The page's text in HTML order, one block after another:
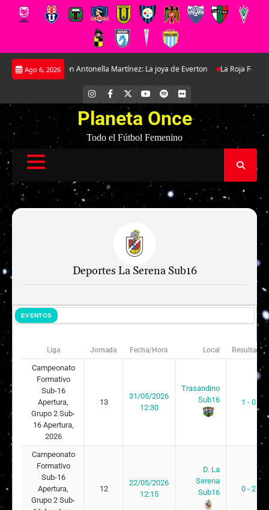
Saltar
Ago 6, 2026
exclusiva con Antonella Martínez: La joya de Everton La Roja Femenina
INSTAGRAM
FACEBOOK YOUTUBE
SPOTIFYFLICKR
Planeta Once
Todo el Fútbol Femenino
Deportes La Serena Sub16
EVENTOS
Liga Jornada Fecha/Hora Local Resultado
Campeonato
Formativo
Sub-16
Apertura,
Grupo 2 Sub-
16 Apertura,
2026
13
31/05/2026
12:30
Trasandino
Sub16
1 - 0
Campeonato
Formativo
Sub-16
Apertura,
Grupo 2 Sub-
12
22/05/2026
12:15
D. La
Serena
Sub16
0 - 2